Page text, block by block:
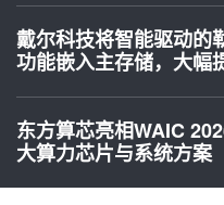
戴尔科技将智能驱动的
功能嵌入主存储，大幅
东方算芯亮相WAIC
大算力芯片与系统方案